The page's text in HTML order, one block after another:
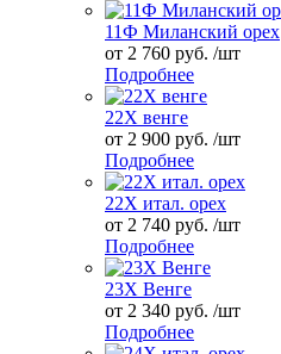
11Ф Миланский орех
от 2 760 руб. /шт
Подробнее
22Х венге
от 2 900 руб. /шт
Подробнее
22Х итал. орех
от 2 740 руб. /шт
Подробнее
23Х Венге
от 2 340 руб. /шт
Подробнее